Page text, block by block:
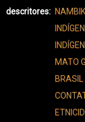
descritores
MATO
BRASIL